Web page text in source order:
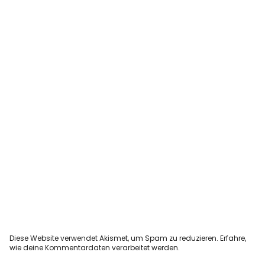
Diese Website verwendet Akismet, um Spam zu reduzieren.Erfahre,
wie deine Kommentardaten verarbeitet werden.